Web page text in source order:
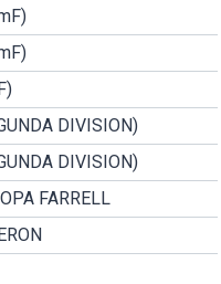
DIVISION)
DIVISION)
FARRELL